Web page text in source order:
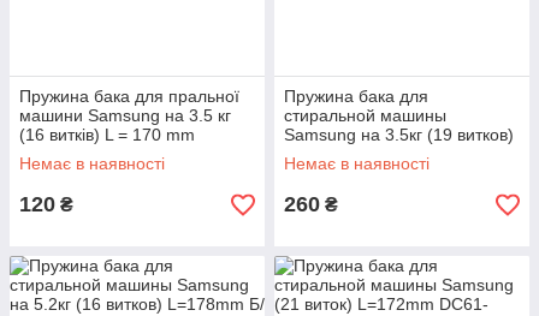
Пружина бака для пральної
машини Samsung на 3.5 кг
(16 витків) L = 170 mm
Немає в наявності
120 ₴
Пружина бака для
стиральной машины
Samsung на 3.5кг (19 витков)
L=185mm DC61-00952A
Немає в наявності
260 ₴